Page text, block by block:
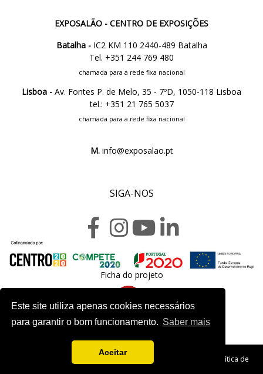
Este site utiliza apenas cookies necessários
para garantir o bom funcionamento. Saber mais
Aceitar
EXPOSALÃO - CENTRO DE EXPOSIÇÕES
Batalha -IC2 KM 110 2440-489 Batalha
Tel. +351 244 769 480
chamada para a rede fixa nacional
Lisboa - Av. Fontes P. de Melo, 35 - 7ºD, 1050-118 Lisboa
tel.: +351 21 765 5037
chamada para a rede fixa nacional
M.info@exposalao.pt
SIGA-NOS
Ficha do projeto
Política de